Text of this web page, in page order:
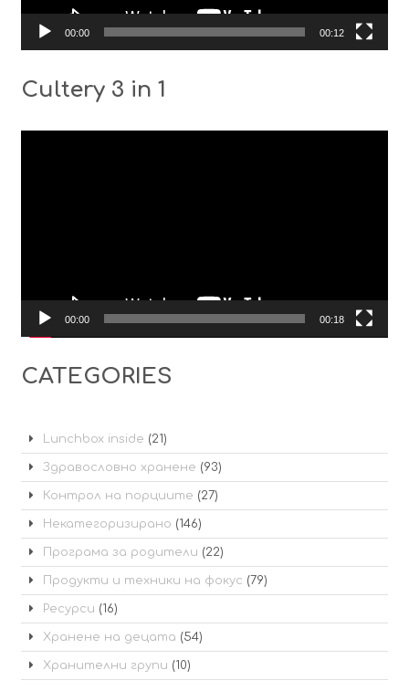
00:00 00:12
Cultery 3 in 1
00:00 00:18
CATEGORIES
Lunchbox inside (21)
Здравословно хранене (93)
Контрол на порциите (27)
Некатегоризирано (146)
Програма за родители (22)
Продукти и техники на фокус (79)
Ресурси (16)
Хранене на децата (54)
Хранителни групи (10)